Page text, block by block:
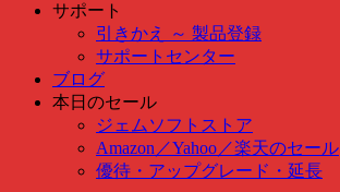
サポート
引きかえ ～ 製品登録
サポートセンター
ブログ
本日のセール
ジェムソフトストア
Amazon ／Yahoo ／楽天のセール
優待・アップグレード・延長